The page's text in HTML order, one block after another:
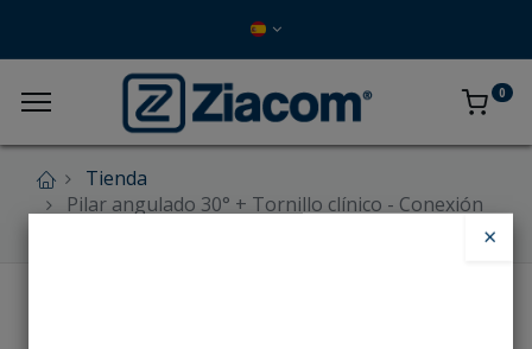
0
Tienda
Pilar angulado 30° + Tornillo clínico - Conexión
×